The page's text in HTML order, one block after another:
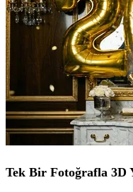
Tek Bir Fotoğrafla 3D